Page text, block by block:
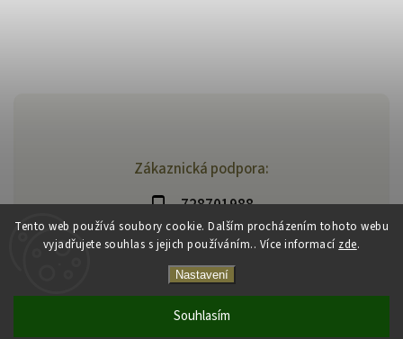
Tento web používá soubory cookie. Dalším procházením tohoto webu
vyjadřujete souhlas s jejich používáním.. Více informací zde.
Nastavení
Souhlasím
Zákaznická podpora:
728701988